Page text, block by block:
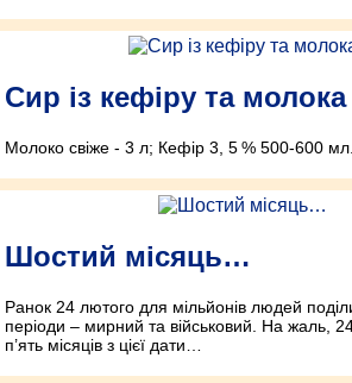
Сир із кефіру та молока
Молоко свіже - 3 л; Кефір 3, 5 % 500-600 мл.
Шостий місяць…
Ранок 24 лютого для мільйонів людей
періоди – мирний та військовий. На жаль,
п’ять місяців з цієї дати…